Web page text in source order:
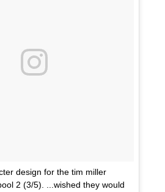
design for the tim miller
2 (3/5). ...wished they would